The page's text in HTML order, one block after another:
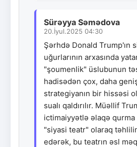
Sürəyya Səmədova
20.İyul.2025 04:30
Şərhdə Donald Trump'ın
uğurlarının arxasında
"şoumenlik" üslubunun
hadisədən çox, daha
strategiyanın bir hissəsi
sualı qaldırılır. Müəllif
ictimaiyyətlə əlaqə
"siyasi teatr" olaraq
edərək, bu teatrın əsl